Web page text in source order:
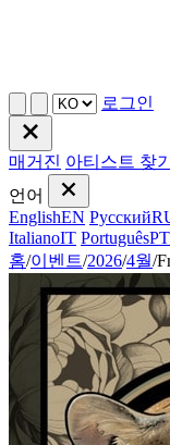
로그인
매거진 아티스트 찾기
언어
EnglishEN Русский
ItalianoIT PortuguêsPT
홈/이벤트/2026/4월/